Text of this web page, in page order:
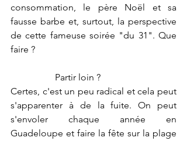
consommation, le père Noël et sa
fausse barbe et, surtout, la perspective
de cette fameuse soirée "du 31". Que
faire ?
                   Partir loin ?
Certes, c'est un peu radical et cela peut
s'apparenter à de la fuite. On peut
s'envoler chaque année en
Guadeloupe et faire la fête sur la plage